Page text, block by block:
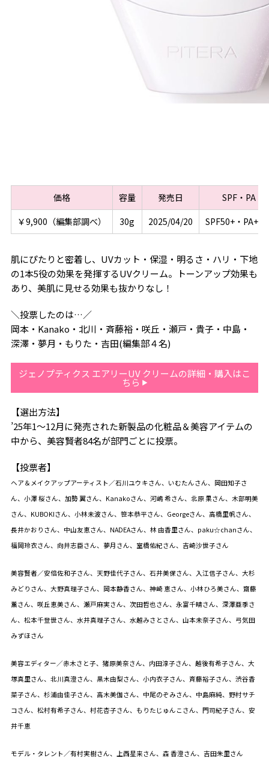
価格 容量 発売日
SPF・PA
￥9,900（編集部調べ）
30g 2025/04/20 SPF50+・
肌にぴたりと密着し、UVカット・保湿・明るさ・ハリ・下地
の1本5役の効果を発揮するUVクリーム。トーンアップ効果も
あり、美肌に見せる効果も抜かりなし！
＼投票したのは…／
岡本・Kanako・北川・斉藤裕・咲丘・瀬戸・貴子・中島・
深澤・夢月・もりた・吉田(編集部４名)
ジェノプティクス エアリーUV クリームの詳細・購入はこ
ちら
【選出方法】
’25年1〜12月に発売された新製品の化粧品＆美容アイテムの
中から、美容賢者84名が部門ごとに投票。
【投票者】
ヘア＆メイクアップアーティスト／石川ユウキさん、いむたんさん、岡田知子さ
ん、小澤 桜さん、加勢 翼さん、Kanakoさん、河嶋 希さん、北原 果さん、木部明美
さん、KUBOKIさん、小林未波さん、笹本恭平さん、Georgeさん、高橋里帆さん、
長井かおりさん、中山友恵さん、NADEAさん、林 由香里さん、paku☆chanさん、
福岡玲衣さん、向井志臣さん、夢月さん、室橋佑紀さん、吉崎沙世子さん
美容賢者／安倍佐和子さん、天野佳代子さん、石井美保さん、入江信子さん、大杉
みどりさん、大野真理子さん、岡本静香さん、神崎 恵さん、小林ひろ美さん、齋藤
薫さん、咲丘恵美さん、瀬戸麻実さん、次田哲也さん、永富千晴さん、深澤亜季さ
ん、松本千登世さん、水井真理子さん、水越みさとさん、山本未奈子さん、弓気田
みずほさん
美容エディター／赤木さと子、猪原美奈さん、内田淳子さん、越後有希子さん、大
塚真里さん、北川真澄さん、黒木由梨さん、小内衣子さん、斉藤裕子さん、渋谷香
菜子さん、杉浦由佳子さん、高木美伽さん、中尾のぞみさん、中島麻純、野村サチ
コさん、松村有希子さん、村花杏子さん、もりたじゅんこさん、門司紀子さん、安
井千恵
モデル・タレント／有村実樹さん、上西星来さん、森 香澄さん、吉田朱里さん